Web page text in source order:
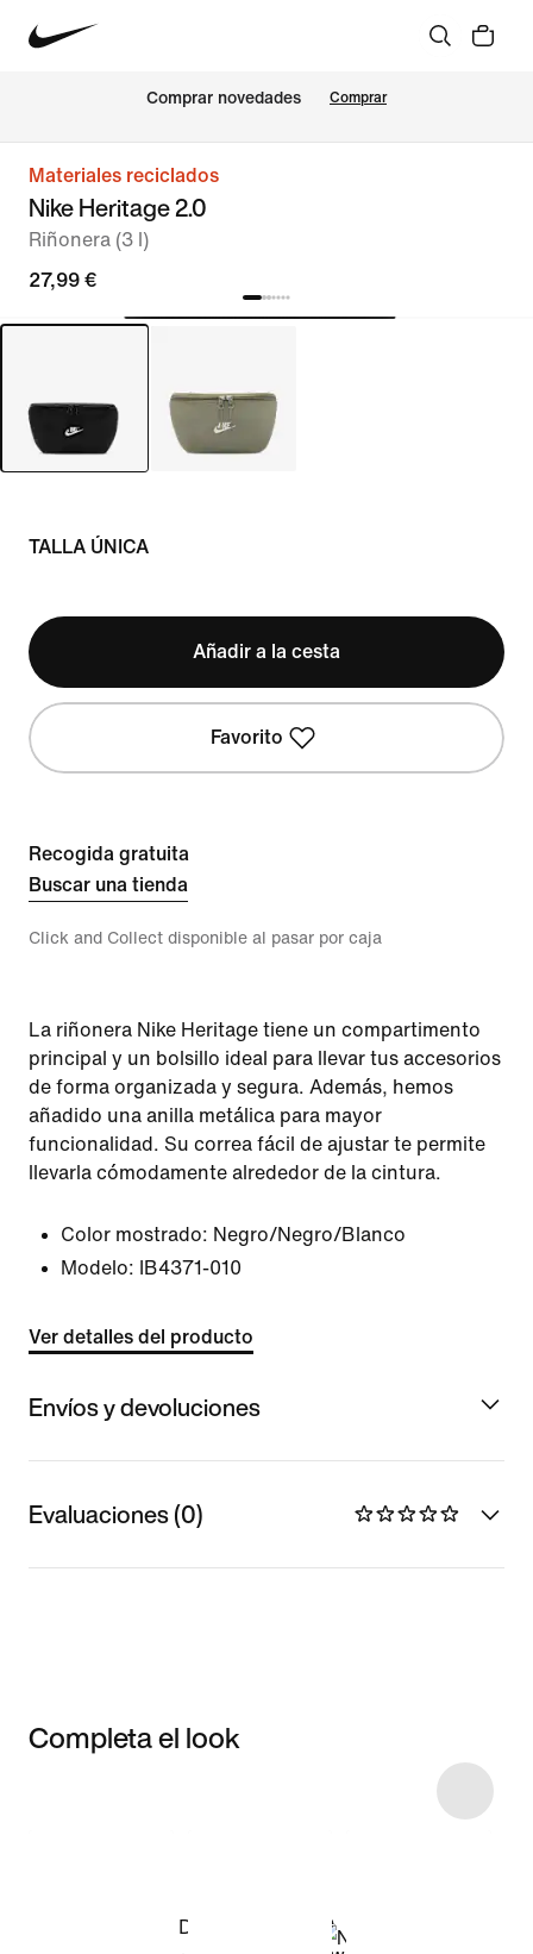
Comprar novedades Comprar
Materiales reciclados
Nike Heritage 2.0
Riñonera (3 l)
27,99 €
TALLA ÚNICA
Añadir a la cesta
Favorito
Recogida gratuita
Buscar una tienda
Click and Collect disponible al pasar por caja
La riñonera Nike Heritage tiene un compartimento
principal y un bolsillo ideal para llevar tus accesorios
de forma organizada y segura. Además, hemos
añadido una anilla metálica para mayor
funcionalidad. Su correa fácil de ajustar te permite
llevarla cómodamente alrededor de la cintura.
Color mostrado: Negro/Negro/Blanco
Modelo:
IB4371-010
Ver detalles del producto
Envíos y devoluciones
Evaluaciones (0)
Completa el look